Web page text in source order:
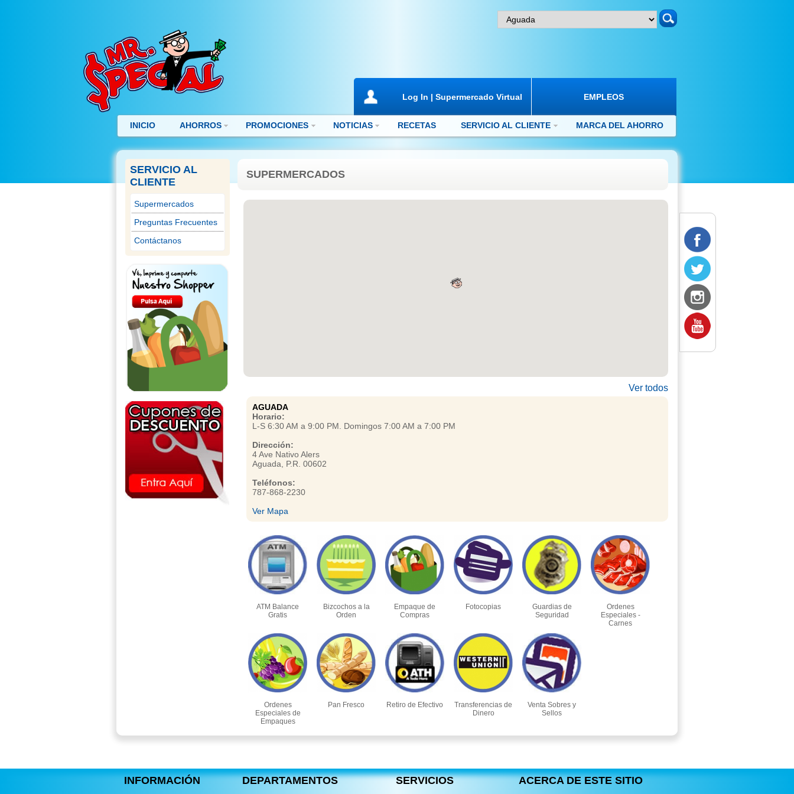
search
Log In | Supermercado Virtual EMPLEOS
INICIO AHORROS PROMOCIONES NOTICIAS RECETAS SERVICIO AL CLIENTE MARCA DEL AHORRO
SERVICIO AL
CLIENTE
Supermercados
Preguntas Frecuentes
Contáctanos
SUPERMERCADOS
Ver todos
AGUADA
Horario:
L-S 6:30 AM a 9:00 PM. Domingos 7:00 AM a 7:00 PM
Dirección:
4 Ave Nativo Alers
Aguada, P.R. 00602
Teléfonos:
787-868-2230
Ver Mapa
ATM Balance
Gratis
Bizcochos a la
Orden
Empaque de
Compras
Fotocopias
Guardias de
Seguridad
Ordenes
Especiales -
Carnes
Ordenes
Especiales de
Empaques
Pan Fresco Retiro de Efectivo
Transferencias de
Dinero
Venta Sobres y
Sellos
INFORMACIÓN DEPARTAMENTOS SERVICIOS ACERCA DE ESTE SITIO